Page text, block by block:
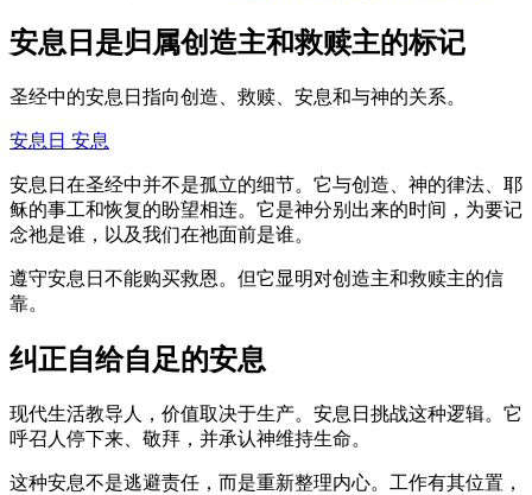
安息日是归属创造主和救赎主的标记
圣经中的安息日指向创造、救赎、安息和与神的关系。
安息日 安息
安息日在圣经中并不是孤立的细节。它与创造、神的律法、耶
稣的事工和恢复的盼望相连。它是神分别出来的时间，为要记
念祂是谁，以及我们在祂面前是谁。
遵守安息日不能购买救恩。但它显明对创造主和救赎主的信
靠。
纠正自给自足的安息
现代生活教导人，价值取决于生产。安息日挑战这种逻辑。它
呼召人停下来、敬拜，并承认神维持生命。
这种安息不是逃避责任，而是重新整理内心。工作有其位置，